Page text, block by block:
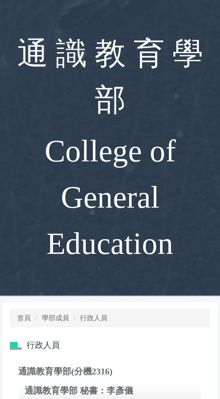
通 識 教 育 學
部
College of
General
Education
首頁 學部成員 行政人員
行政人員
通識教育學部(分機2316)
通識教育學部 秘書：李彥儀